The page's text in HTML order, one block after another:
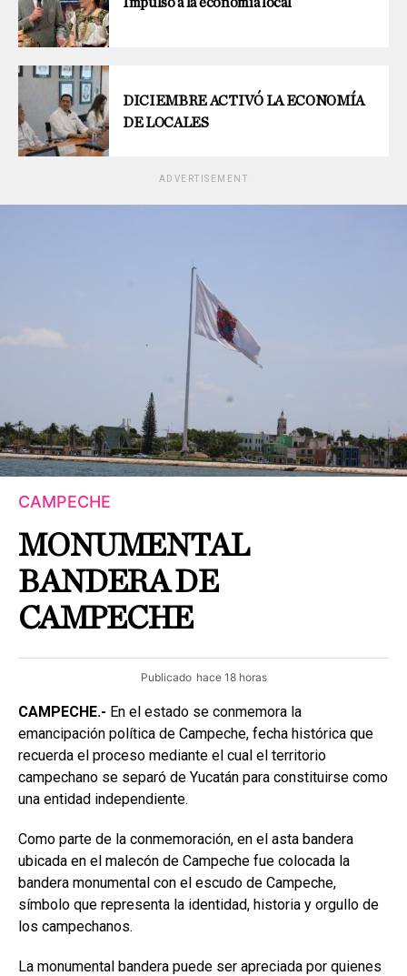
DICIEMBRE ACTIVÓ LA ECONOMÍA
DE LOCALES
ADVERTISEMENT
CAMPECHE
MONUMENTAL
BANDERA DE
CAMPECHE
Publicado hace 18 horas
CAMPECHE.- En el estado se conmemora la
emancipación política de Campeche, fecha histórica que
recuerda el proceso mediante el cual el territorio
campechano se separó de Yucatán para constituirse como
una entidad independiente.
Como parte de la conmemoración, en el asta bandera
ubicada en el malecón de Campeche fue colocada la
bandera monumental con el escudo de Campeche,
símbolo que representa la identidad, historia y orgullo de
los campechanos.
La monumental bandera puede ser apreciada por quienes